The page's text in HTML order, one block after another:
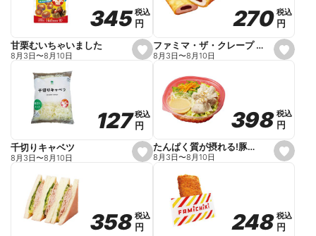
s
e
o
r
i
e
345
345税込
税込
円
円
甘栗むいちゃいました
8月3日〜8月10日
s
e
o
r
i
e
270
270 税込
税込
円
円
ファミマ・ザ・クレープ 生チョコ
8月3日〜8月10日
s
e
o
r
i
127
127税込
税込
円
円
千切りキャベツ
8月3日〜8月10日
s
e
o
r
i
398
398 税込
税込
円
円
たんぱく質が摂れる!豚しゃぶのパスタサラダ
8月3日〜8月10日
358
358税込
税込
円
円
248
248 税込
税込
円
円